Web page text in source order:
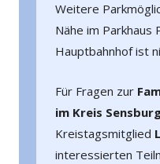
Weitere
Nähe im Parkhaus
Hauptbahnhof ist
Für Fragen zur
im Kreis
Kreistagsmitglied
interessierten